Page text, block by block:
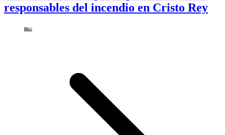
responsables del incendio en Cristo Rey